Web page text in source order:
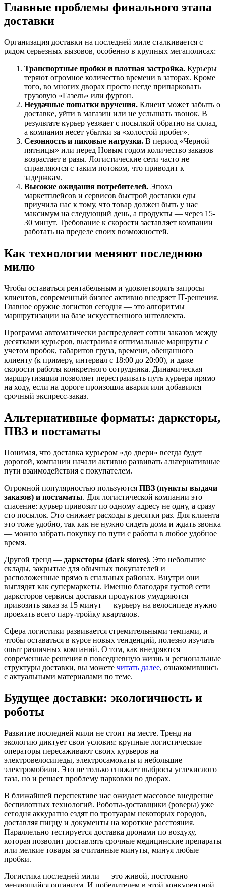
Главные проблемы финального этапа
доставки
Организация доставки на последней миле сталкивается с
рядом серьезных вызовов, особенно в крупных мегаполисах:
Транспортные пробки и плотная застройка. Курьеры
теряют огромное количество времени в заторах. Кроме
того, во многих дворах просто негде припарковать
грузовую «Газель» или фургон.
Неудачные попытки вручения. Клиент может забыть о
доставке, уйти в магазин или не услышать звонок. В
результате курьер уезжает с посылкой обратно на склад,
а компания несет убытки за «холостой пробег».
Сезонность и пиковые нагрузки. В период «Черной
пятницы» или перед Новым годом количество заказов
возрастает в разы. Логистические сети часто не
справляются с таким потоком, что приводит к
задержкам.
Высокие ожидания потребителей. Эпоха
маркетплейсов и сервисов быстрой доставки еды
приучила нас к тому, что товар должен быть у нас
максимум на следующий день, а продукты — через 15-
30 минут. Требование к скорости заставляет компании
работать на пределе своих возможностей.
Как технологии меняют последнюю
милю
Чтобы оставаться рентабельным и удовлетворять запросы
клиентов, современный бизнес активно внедряет IT-решения.
Главное оружие логистов сегодня — это алгоритмы
маршрутизации на базе искусственного интеллекта.
Программа автоматически распределяет сотни заказов между
десятками курьеров, выстраивая оптимальные маршруты с
учетом пробок, габаритов груза, времени, обещанного
клиенту (к примеру, интервал с 18:00 до 20:00), и даже
скорости работы конкретного сотрудника. Динамическая
маршрутизация позволяет перестраивать путь курьера прямо
на ходу, если на дороге произошла авария или добавился
срочный экспресс-заказ.
Альтернативные форматы: дарксторы,
ПВЗ и постаматы
Понимая, что доставка курьером «до двери» всегда будет
дорогой, компании начали активно развивать альтернативные
пути взаимодействия с покупателем.
Огромной популярностью пользуются ПВЗ (пункты выдачи
заказов) и постаматы. Для логистической компании это
спасение: курьер привозит по одному адресу не одну, а сразу
сто посылок. Это снижает расходы в десятки раз. Для клиента
это тоже удобно, так как не нужно сидеть дома и ждать звонка
— можно забрать покупку по пути с работы в любое удобное
время.
Другой тренд — дарксторы (dark stores). Это небольшие
склады, закрытые для обычных покупателей и
расположенные прямо в спальных районах. Внутри они
выглядят как супермаркеты. Именно благодаря густой сети
дарксторов сервисы доставки продуктов умудряются
привозить заказ за 15 минут — курьеру на велосипеде нужно
проехать всего пару-тройку кварталов.
Сфера логистики развивается стремительными темпами, и
чтобы оставаться в курсе новых тенденций, полезно изучать
опыт различных компаний. О том, как внедряются
современные решения в повседневную жизнь и региональные
структуры доставки, вы можете читать далее, ознакомившись
с актуальными материалами по теме.
Будущее доставки: экологичность и
роботы
Развитие последней мили не стоит на месте. Тренд на
экологию диктует свои условия: крупные логистические
операторы пересаживают своих курьеров на
электровелосипеды, электросамокаты и небольшие
электромобили. Это не только снижает выбросы углекислого
газа, но и решает проблему парковки во дворах.
В ближайшей перспективе нас ожидает массовое внедрение
беспилотных технологий. Роботы-доставщики (роверы) уже
сегодня аккуратно ездят по тротуарам некоторых городов,
доставляя пиццу и документы на короткие расстояния.
Параллельно тестируется доставка дронами по воздуху,
которая позволит доставлять срочные медицинские препараты
или мелкие товары за считанные минуты, минуя любые
пробки.
Логистика последней мили — это живой, постоянно
меняющийся организм. И победителем в этой конкурентной